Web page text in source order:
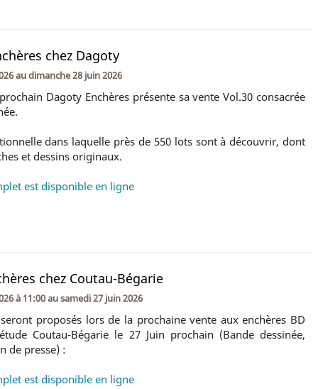
chez Dagoty
audimanche 28 juin 2026
Dagoty Enchères présente sa vente Vol.30 consacrée
dans laquelle près de 550 lots sont à découvrir, dont
et dessins originaux.
est disponible en ligne
chez Coutau-Bégarie
à 11:00ausamedi 27 juin 2026
proposés lors de la prochaine vente aux enchères BD
Coutau-Bégarie le 27 Juin prochain (Bande dessinée,
de presse) :
est disponible en ligne